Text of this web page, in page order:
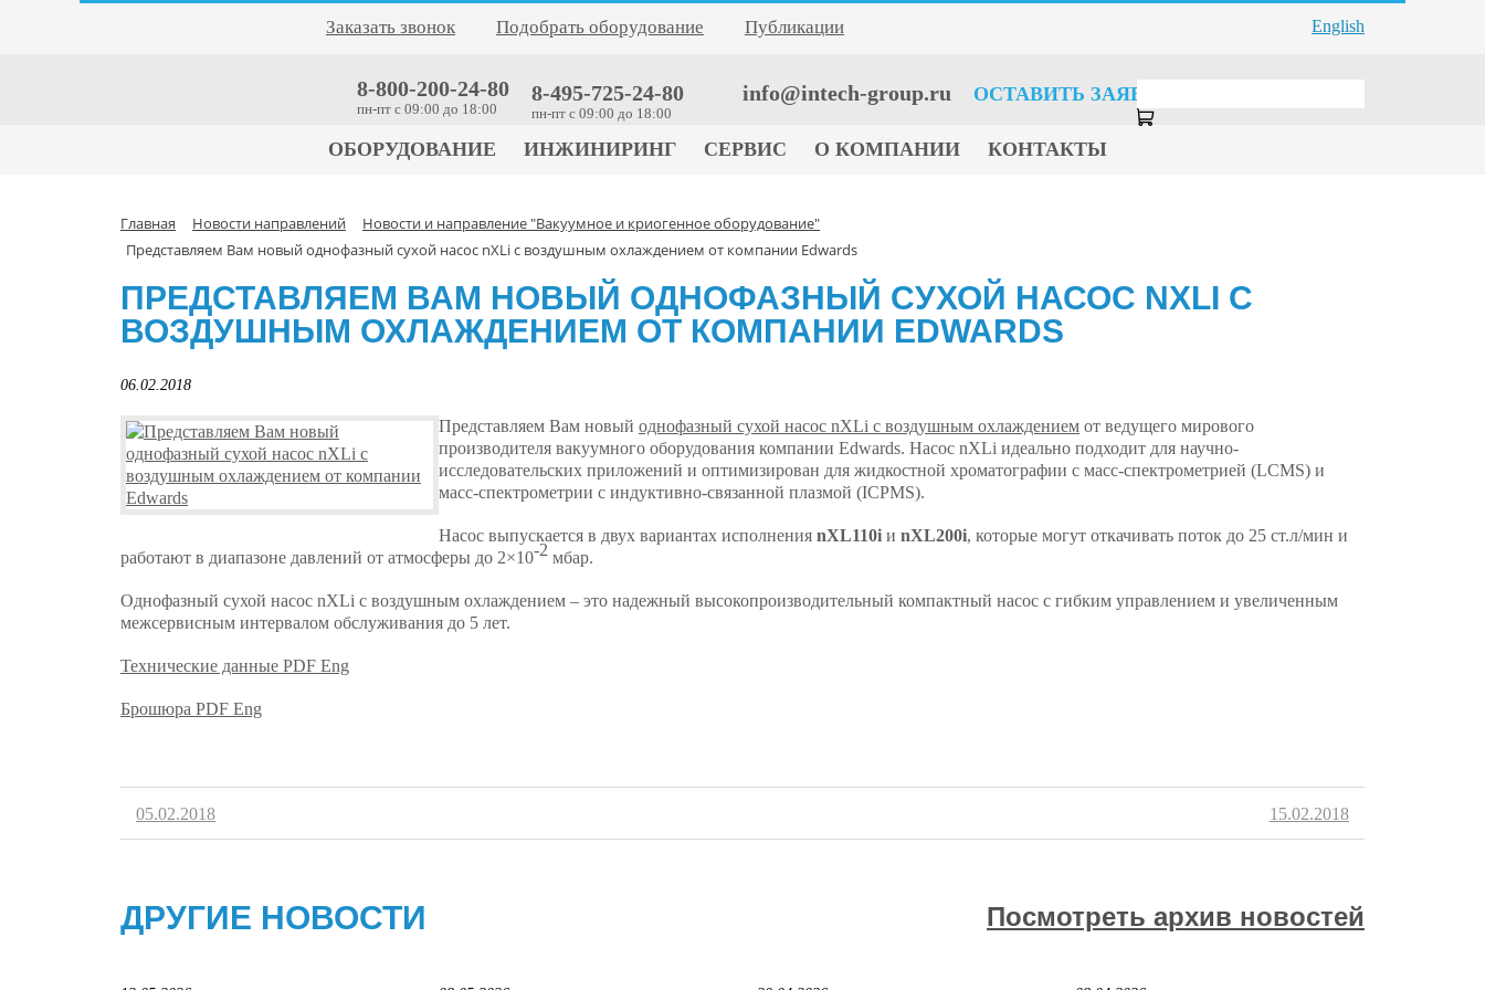
English
Заказать звонок Подобрать оборудование Публикации
8-800-200-24-80
пн-пт c 09:00 до 18:00
8-495-725-24-80
пн-пт c 09:00 до 18:00
info@intech-group.ru ОСТАВИТЬ ЗАЯВКУ
ОБОРУДОВАНИЕ ИНЖИНИРИНГ СЕРВИС О КОМПАНИИ КОНТАКТЫ
Главная Новости направлений
Новости и направление "Вакуумное и криогенное оборудование"
Представляем Вам новый однофазный сухой насос nXLi с воздушным охлаждением от компании Edwards
ПРЕДСТАВЛЯЕМ ВАМ НОВЫЙ ОДНОФАЗНЫЙ СУХОЙ НАСОС NXLI С
ВОЗДУШНЫМ ОХЛАЖДЕНИЕМ ОТ КОМПАНИИ EDWARDS
06.02.2018
Представляем Вам новый однофазный сухой насос nXLi с воздушным охлаждением от ведущего мирового
производителя вакуумного оборудования компании Edwards. Насос nXLi идеально подходит для научно-
исследовательских приложений и оптимизирован для жидкостной хроматографии с масс-спектрометрией (LCMS) и
масс-спектрометрии с индуктивно-связанной плазмой (ICPMS).
Насос выпускается в двух вариантах исполнения nXL110i и nXL200i, которые могут откачивать поток до 25 ст.л/мин и
работают в диапазоне давлений от атмосферы до 2×10-2 мбар.
Однофазный сухой насос nXLi с воздушным охлаждением – это надежный высокопроизводительный компактный насос с гибким управлением и увеличенным
межсервисным интервалом обслуживания до 5 лет.
Технические данные PDF Eng
Брошюра PDF Eng
05.02.2018 15.02.2018
ДРУГИЕ НОВОСТИ Посмотреть архив новостей